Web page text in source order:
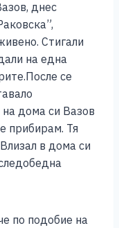
днес
Стигали
на една
се
дома си Вазов
прибирам. Тя
в дома си
по подобие на